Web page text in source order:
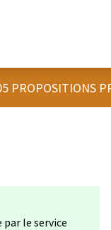
PROPOSITIONS
le service